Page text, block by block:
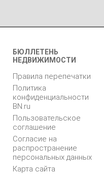
БЮЛЛЕТЕНЬ
НЕДВИЖИМОСТИ
Правила перепечатки
Политика
конфиденциальности
BN.ru
Пользовательское
соглашение
Согласие на
распространение
персональных данных
Карта сайта